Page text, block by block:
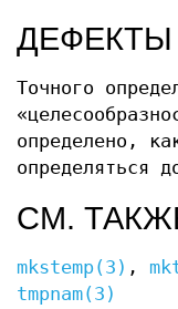
ДЕФЕКТЫ
Точного
определено,
определяться
СМ.
mkstemp(3) ,
tmpnam(3)